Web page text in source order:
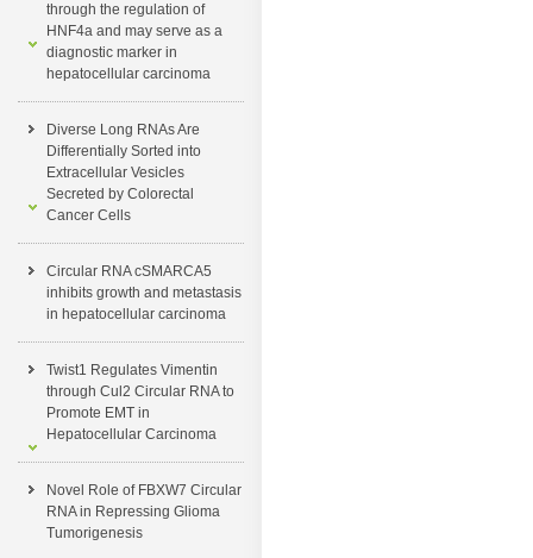
through the regulation of
HNF4a and may serve as a
diagnostic marker in
hepatocellular carcinoma
Diverse Long RNAs Are
Differentially Sorted into
Extracellular Vesicles
Secreted by Colorectal
Cancer Cells
Circular RNA cSMARCA5
inhibits growth and metastasis
in hepatocellular carcinoma
Twist1 Regulates Vimentin
through Cul2 Circular RNA to
Promote EMT in
Hepatocellular Carcinoma
Novel Role of FBXW7 Circular
RNA in Repressing Glioma
Tumorigenesis